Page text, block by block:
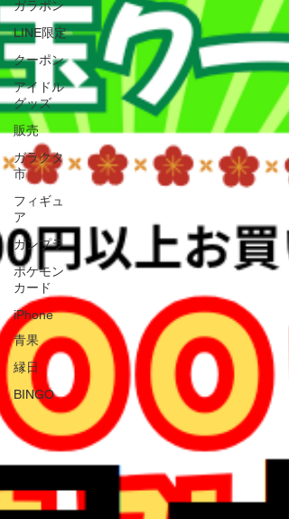
ガラポン
LINE限定
クーポン
アイドル
グッズ
販売
ガラクタ
市
フィギュ
ア
ガンプラ
ポケモン
カード
iPhone
青果
縁日
BINGO